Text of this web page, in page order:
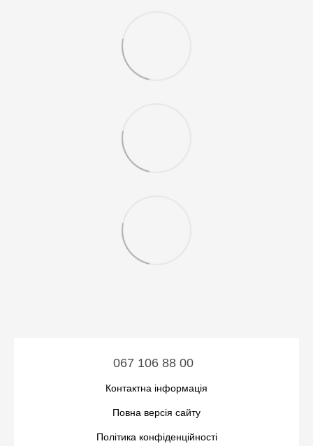
067 106 88 00
Контактна інформація
Повна версія сайту
Політика конфіденційності